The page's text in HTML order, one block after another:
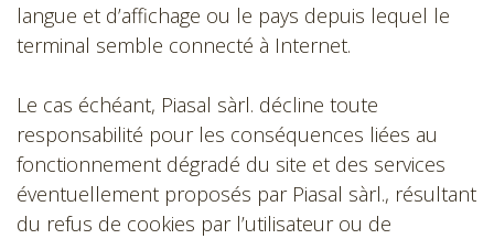
langue et d’affichage ou le pays depuis lequel le
terminal semble connecté à Internet.
Le cas échéant, Piasal sàrl. décline toute
responsabilité pour les conséquences liées au
fonctionnement dégradé du site et des services
éventuellement proposés par Piasal sàrl., résultant
du refus de cookies par l’utilisateur ou de